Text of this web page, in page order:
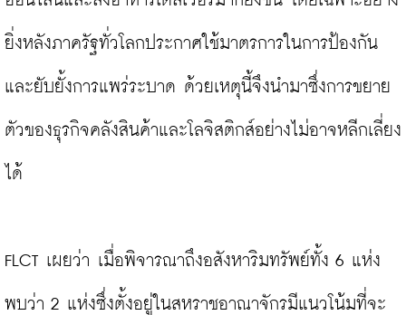
ยิ่งหลังภาครัฐทั่วโลกประกาศใช้มาตรการในการป้องกัน
และยับยั้งการแพร่ระบาด ด้วยเหตุนี้จึงนำมาซึ่งการขยาย
ตัวของธุรกิจคลังสินค้าและโลจิสติกส์อย่างไม่อาจหลีกเลี่ยง
ได้
FLCT เผยว่า เมื่อพิจารณาถึงอสังหาริมทรัพย์ทั้ง 6 แห่ง
พบว่า 2 แห่งซึ่งตั้งอยู่ในสหราชอาณาจักรมีแนวโน้มที่จะ